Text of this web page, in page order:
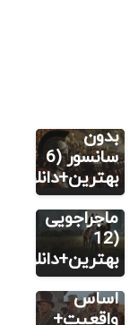
بدون
سانسور (6
بهترین+دانلود)
فیلم
فیلم های
تاریخی
ماجراجویی
(12
بهترین+دانلود)
فیلم
12 بهترین
فیلم
تاریخی بر
اساس
فیلم
14 فیلم
سینمایی